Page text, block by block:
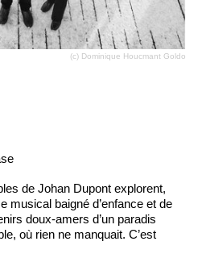
(c) Dominique Houcmant Goldo
de Johan Dupont explorent,
musical baigné d’enfance et de
doux-amers d’un paradis
où rien ne manquait. C’est